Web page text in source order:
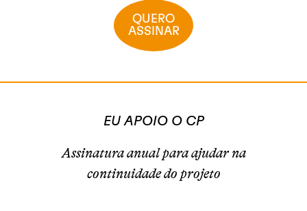
QUERO
ASSINAR
EU APOIO O CP
Assinatura anual para ajudar na
continuidade do projeto